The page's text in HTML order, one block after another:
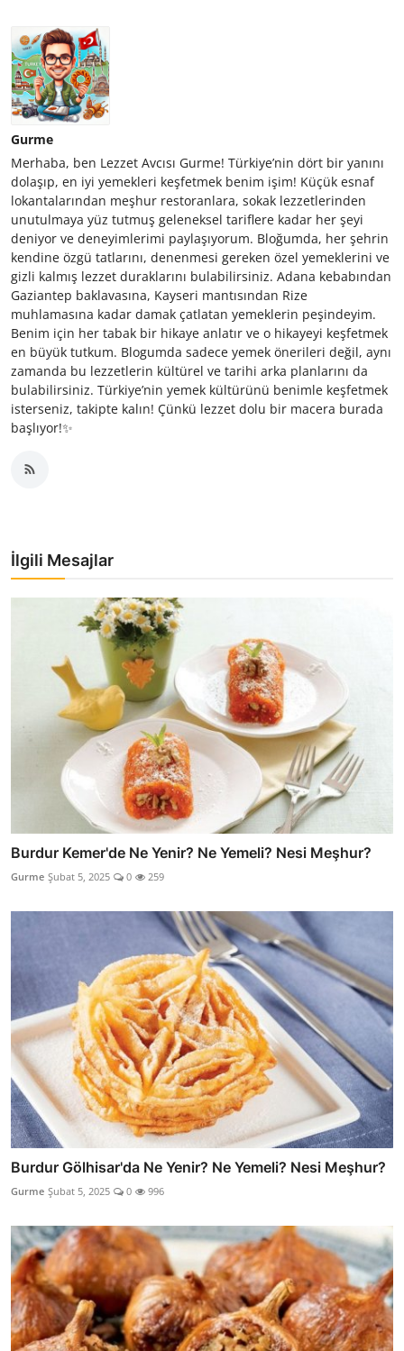
Gurme
Merhaba, ben Lezzet Avcısı Gurme! Türkiye’nin dört bir yanını
dolaşıp, en iyi yemekleri keşfetmek benim işim! Küçük esnaf
lokantalarından meşhur restoranlara, sokak lezzetlerinden
unutulmaya yüz tutmuş geleneksel tariflere kadar her şeyi
deniyor ve deneyimlerimi paylaşıyorum. Bloğumda, her şehrin
kendine özgü tatlarını, denenmesi gereken özel yemeklerini ve
gizli kalmış lezzet duraklarını bulabilirsiniz. Adana kebabından
Gaziantep baklavasına, Kayseri mantısından Rize
muhlamasına kadar damak çatlatan yemeklerin peşindeyim.
Benim için her tabak bir hikaye anlatır ve o hikayeyi keşfetmek
en büyük tutkum. Blogumda sadece yemek önerileri değil, aynı
zamanda bu lezzetlerin kültürel ve tarihi arka planlarını da
bulabilirsiniz. Türkiye’nin yemek kültürünü benimle keşfetmek
isterseniz, takipte kalın! Çünkü lezzet dolu bir macera burada
başlıyor!✨
İlgili Mesajlar
Burdur Kemer'de Ne Yenir? Ne Yemeli? Nesi Meşhur?
Gurme Şubat 5, 2025 0 259
Burdur Gölhisar'da Ne Yenir? Ne Yemeli? Nesi Meşhur?
Gurme Şubat 5, 2025 0 996